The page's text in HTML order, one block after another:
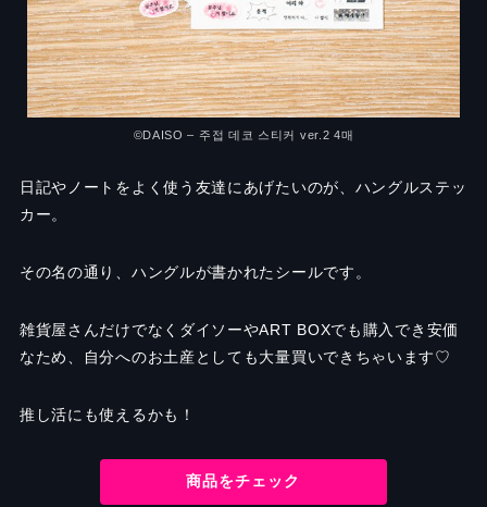
©DAISO – 주접 데코 스티커 ver.2 4매
日記やノートをよく使う友達にあげたいのが、ハングルステッ
カー。
その名の通り、ハングルが書かれたシールです。
雑貨屋さんだけでなくダイソーやART BOXでも購入でき安価
なため、自分へのお土産としても大量買いできちゃいます♡
推し活にも使えるかも！
商品をチェック